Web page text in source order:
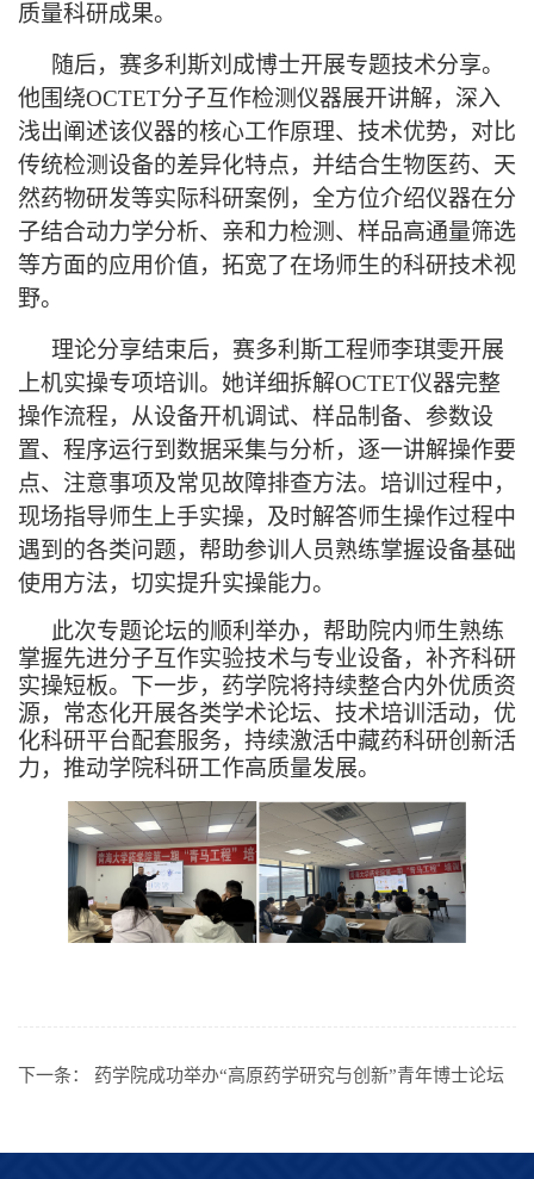
质量科研成果。
随后，赛多利斯刘成博士开展专题技术分享。
他围绕OCTET分子互作检测仪器展开讲解，深入
浅出阐述该仪器的核心工作原理、技术优势，对比
传统检测设备的差异化特点，并结合生物医药、天
然药物研发等实际科研案例，全方位介绍仪器在分
子结合动力学分析、亲和力检测、样品高通量筛选
等方面的应用价值，拓宽了在场师生的科研技术视
野。
理论分享结束后，赛多利斯工程师李琪雯开展
上机实操专项培训。她详细拆解OCTET仪器完整
操作流程，从设备开机调试、样品制备、参数设
置、程序运行到数据采集与分析，逐一讲解操作要
点、注意事项及常见故障排查方法。培训过程中，
现场指导师生上手实操，及时解答师生操作过程中
遇到的各类问题，帮助参训人员熟练掌握设备基础
使用方法，切实提升实操能力。
此次专题论坛的顺利举办，帮助院内师生熟练
掌握先进分子互作实验技术与专业设备，补齐科研
实操短板。下一步，药学院将持续整合内外优质资
源，常态化开展各类学术论坛、技术培训活动，优
化科研平台配套服务，持续激活中藏药科研创新活
力，推动学院科研工作高质量发展。
下一条： 药学院成功举办“高原药学研究与创新”青年博士论坛